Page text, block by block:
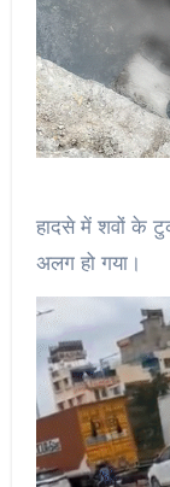
हादसे में शवों के
अलग हो गया।